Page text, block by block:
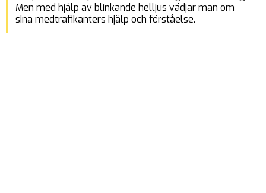
Men med hjälp av blinkande helljus vädjar man om
sina medtrafikanters hjälp och förståelse.